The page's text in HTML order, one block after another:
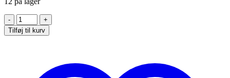
Sart
lyserøde
tørrede
Tilføj til kurv